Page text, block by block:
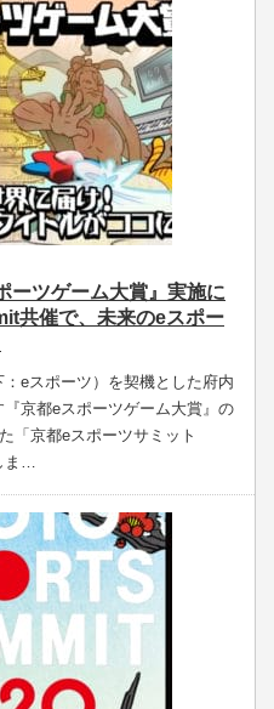
ーツゲーム大賞』実施に
共催で、未来のeスポー
eスポーツ）を契機とした府内
京都eスポーツゲーム大賞』の
「京都eスポーツサミット
ま…